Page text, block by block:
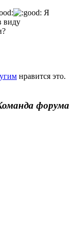
Я
виду
нравится это.
форума